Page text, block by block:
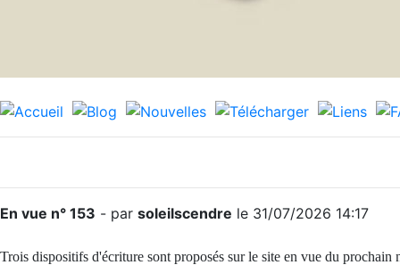
En vue n° 153 - par soleilscendre le 31/07/2026 14:17
Trois dispositifs d'écriture sont proposés sur le site en vue du prochain